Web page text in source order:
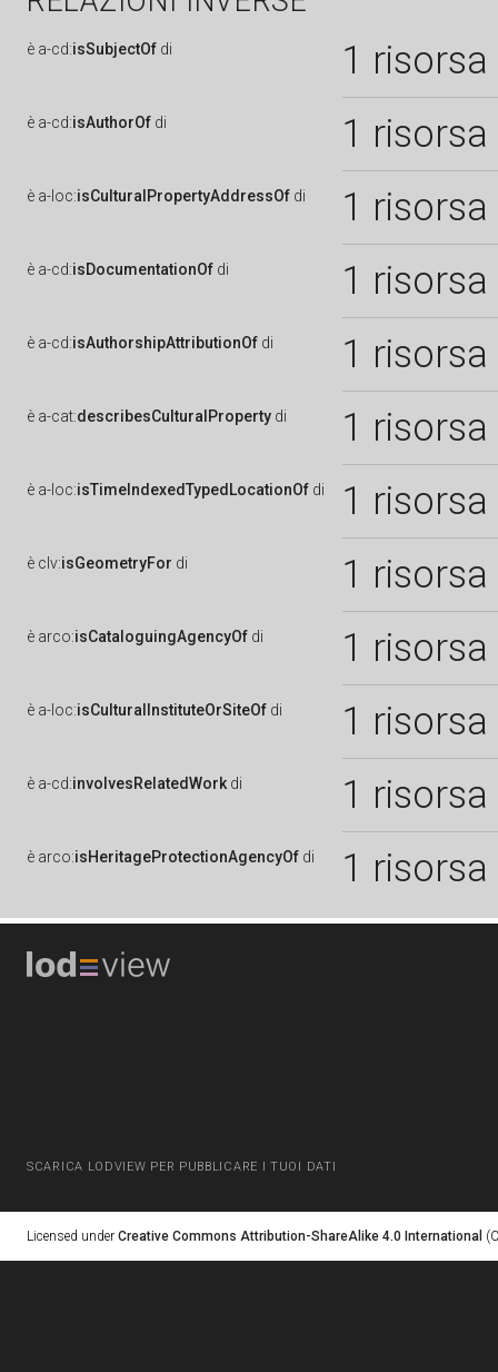
è a-cd:isSubjectOf di 1 risorsa
è a-cd:isAuthorOf di 1 risorsa
è a-loc:isCulturalPropertyAddressOf di 1 risorsa
è a-cd:isDocumentationOf di 1 risorsa
è a-cd:isAuthorshipAttributionOf di 1 risorsa
è a-cat:describesCulturalProperty di 1 risorsa
è a-loc:isTimeIndexedTypedLocationOf di 1 risorsa
è clv:isGeometryFor di 1 risorsa
è arco:isCataloguingAgencyOf di 1 risorsa
è a-loc:isCulturalInstituteOrSiteOf di 1 risorsa
è a-cd:involvesRelatedWork di 1 risorsa
è arco:isHeritageProtectionAgencyOf di 1 risorsa
SCARICA LODVIEW PER PUBBLICARE I TUOI DATI
Licensed under Creative Commons Attribution-ShareAlike 4.0 International